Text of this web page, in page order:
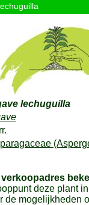
lechuguilla
deze plant
de mogelijkheden